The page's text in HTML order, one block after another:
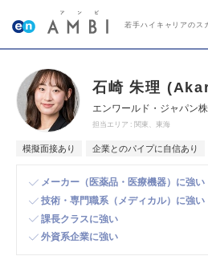
若手ハイキャリアのス
石崎 朱理
エンワールド・ジャパン
担当エリア 関東、東海
模擬面接あり 企業とのパイプに自信あり
メーカー（医薬品・医療機器）に強い
技術・専門職系（メディカル）に強い
課長クラスに強い
外資系企業に強い